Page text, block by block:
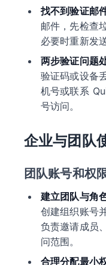
找不到验证邮
邮件，先检查
必要时重新发
两步验证问题
验证码或设备
机号或联系
号访问。
企业与团队
团队账号和权
建立团队与角
创建组织账号
负责邀请成员
问范围。
合理分配最小